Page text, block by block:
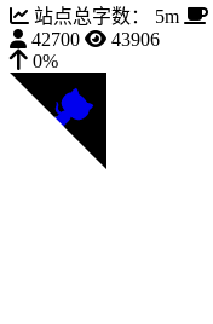
站点总字数：
5m
42700
43906
0%